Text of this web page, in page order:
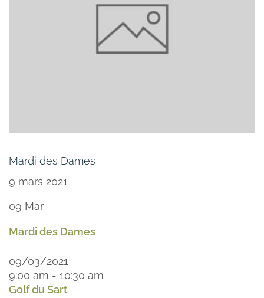
Mardi des Dames
9 mars 2021
09 Mar
Mardi des Dames
09/03/2021
9:00 am - 10:30 am
Golf du Sart